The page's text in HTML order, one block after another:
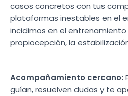
casos concretos con tus
plataformas inestables en el
incidimos en el entrenamiento
propiocepción, la
Acompañamiento cercano:
guían, resuelven dudas y te